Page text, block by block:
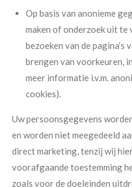
Op basis van anonieme
maken of onderzoek uit te
bezoeken van de pagina’s
brengen van voorkeuren,
meer informatie i.v.m.
cookies).
Uw persoonsgegevens
en worden niet meegedeeld
direct marketing, tenzij wij
voorafgaande toestemming
zoals voor de doeleinden